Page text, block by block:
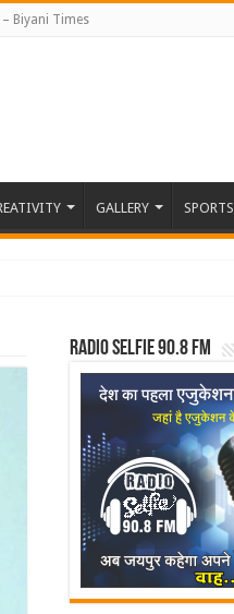
Biyani Times
GALLERY SPORTS
Radio Selfie 90.8 FM